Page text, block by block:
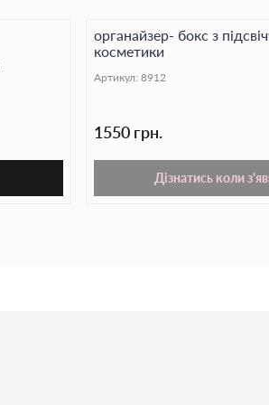
органайзер- бокс з
косметики
Артикул: 8912
1550 грн.
Дізнатись коли